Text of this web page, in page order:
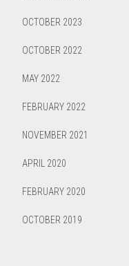
OCTOBER 2023
OCTOBER 2022
MAY 2022
FEBRUARY 2022
NOVEMBER 2021
APRIL 2020
FEBRUARY 2020
OCTOBER 2019